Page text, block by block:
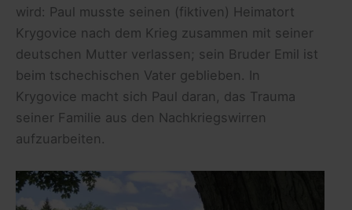
wird: Paul musste seinen (fiktiven) Heimatort
Krygovice nach dem Krieg zusammen mit seiner
deutschen Mutter verlassen; sein Bruder Emil ist
beim tschechischen Vater geblieben. In
Krygovice macht sich Paul daran, das Trauma
seiner Familie aus den Nachkriegswirren
aufzuarbeiten.